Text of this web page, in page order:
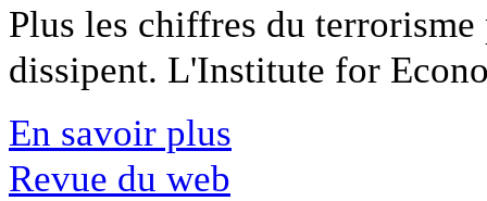
Plus les chiffres du
dissipent. L'Institute for
En savoir plus
Revue du web